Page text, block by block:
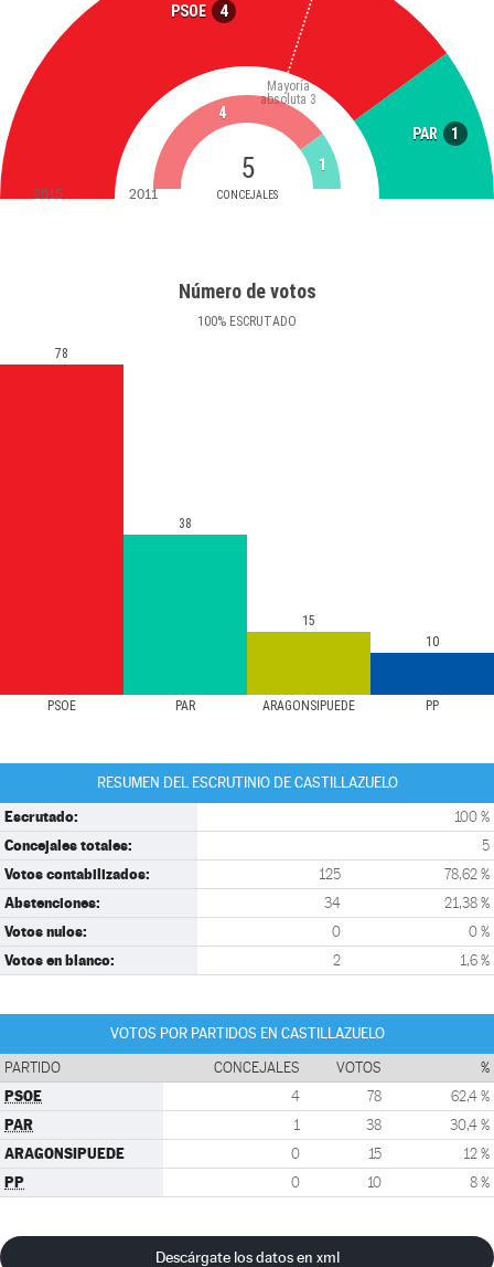
PSOE 4
PAR 1
5
CONCEJALES
Mayoría
absoluta 3
4
1
2015 2011
Número de votos
100% ESCRUTADO
PSOE PAR ARAGONSIPUEDE PP
78
38
15
10
RESUMEN DEL ESCRUTINIO DE CASTILLAZUELO
Escrutado: 100 %
Concejales totales: 5
Votos contabilizados: 125 78,62 %
Abstenciones: 34 21,38 %
Votos nulos: 0 0 %
Votos en blanco: 2 1,6 %
VOTOS POR PARTIDOS EN CASTILLAZUELO
PARTIDO CONCEJALES VOTOS %
PSOE 4 78 62,4 %
PAR 1 38 30,4 %
ARAGONSIPUEDE 0 15 12 %
PP 0 10 8 %
Descárgate los datos en xml